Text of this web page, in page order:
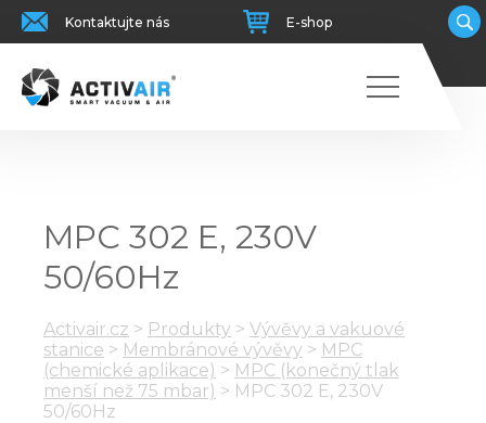
Kontaktujte nás E-shop
MPC 302 E, 230V
50/60Hz
Activair.cz > Produkty > Vývěvy a vakuové
stanice > Membránové vývěvy > MPC
(chemické aplikace) > MPC (konečný tlak
menší než 75 mbar) > MPC 302 E, 230V
50/60Hz